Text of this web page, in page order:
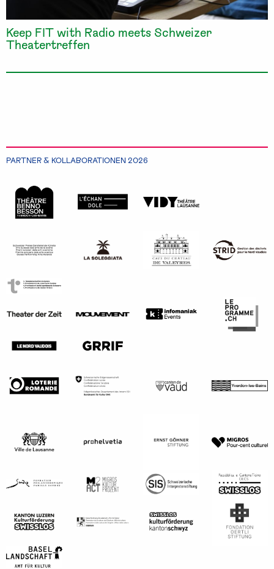
Keep FIT with Radio meets Schweizer
Theatertreffen
PARTNER & KOLLABORATIONEN 2026